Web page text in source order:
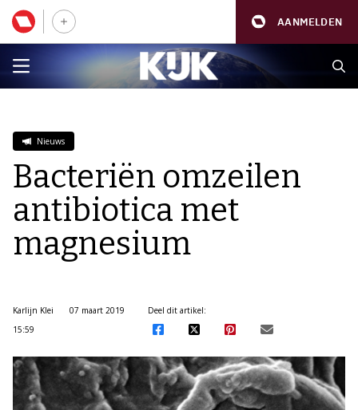
AANMELDEN
Nieuws
Bacteriën omzeilen
antibiotica met
magnesium
Karlijn Klei
07 maart 2019
15:59
Deel dit artikel: